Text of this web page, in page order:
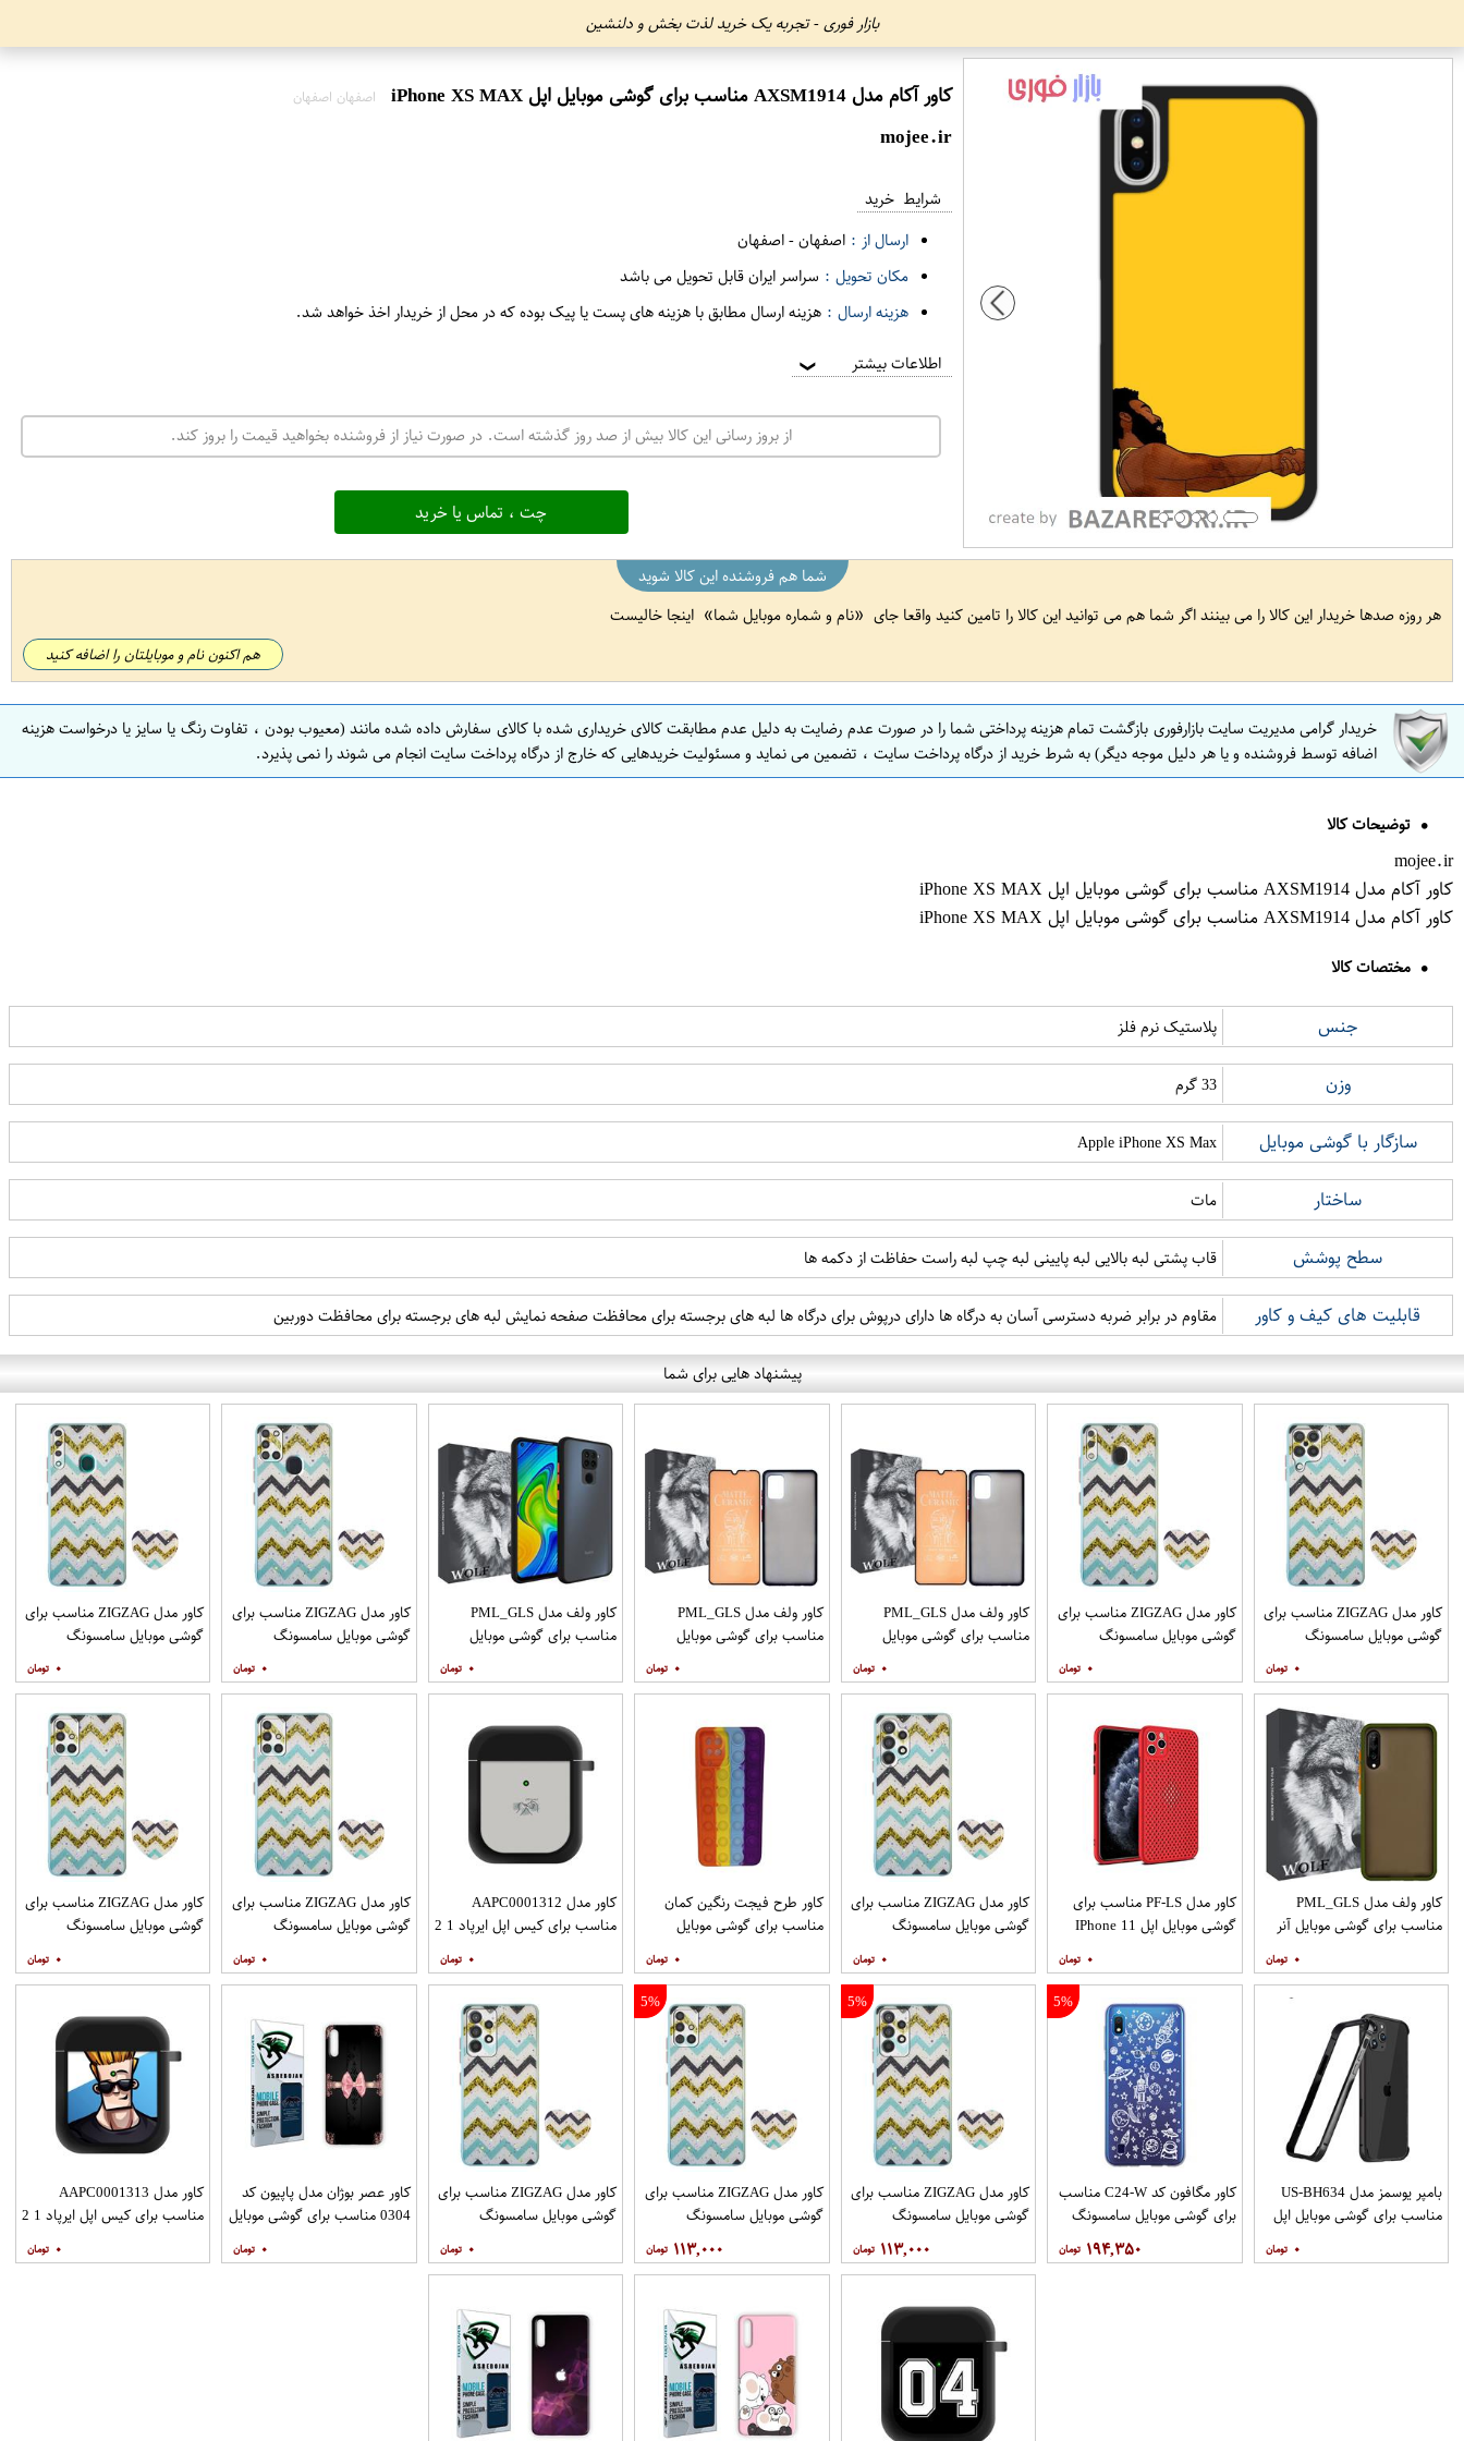
بازار فوری - تجربه یک خرید لذت بخش و دلنشین
کاور آکام مدل AXSM1914 مناسب برای گوشی موبایل اپل iPhone XS MAX اصفهان اصفهان
mojee.ir
شرایط خرید
ارسال از : اصفهان-اصفهان
مکان تحویل : سراسر ایران قابل تحویل می باشد
هزینه ارسال : هزینه ارسال مطابق با هزینه های پست یا پیک بوده که در محل از خریدار اخذ خواهد شد.
اطلاعات بیشتر ❯
از بروز رسانی این کالا بیش از صد روز گذشته است. در صورت نیاز از فروشنده بخواهید قیمت را بروز کند.
چت ، تماس یا خرید
شما هم فروشنده این کالا شوید
هر روزه صدها خریدار این کالا را می بینند اگر شما هم می توانید این کالا را تامین کنید واقعا جای
نام و شماره موبایل شما اینجا خالیست
هم اکنون نام و موبایلتان را اضافه کنید
خریدار گرامی مدیریت سایت بازارفوری بازگشت تمام هزینه پرداختی شما را در صورت عدم رضایت به دلیل عدم مطابقت کالای خریداری شده با کالای سفارش داده شده مانند (معیوب بودن ، تفاوت رنگ یا سایز یا درخواست هزینه
اضافه توسط فروشنده و یا هر دلیل موجه دیگر) به شرط خرید از درگاه پرداخت سایت ، تضمین می نماید و مسئولیت خریدهایی که خارج از درگاه پرداخت سایت انجام می شوند را نمی پذیرد.
توضیحات کالا
mojee.ir
کاور آکام مدل AXSM1914 مناسب برای گوشی موبایل اپل iPhone XS MAX
کاور آکام مدل AXSM1914 مناسب برای گوشی موبایل اپل iPhone XS MAX
مختصات کالا
جنس پلاستیک نرم فلز
وزن 33 گرم
سازگار با گوشی موبایل Apple iPhone XS Max
ساختار مات
سطح پوشش قاب پشتی لبه بالایی لبه پایینی لبه چپ لبه راست حفاظت از دکمه ها
قابلیت های کیف و کاور مقاوم در برابر ضربه دسترسی آسان به درگاه ها دارای درپوش برای درگاه ها لبه های برجسته برای محافظت صفحه نمایش لبه های برجسته برای محافظت دوربین
پیشنهاد هایی برای شما
کاور مدل ZIGZAG مناسب برای
گوشی موبایل سامسونگ
نگهدارنده
۰
کاور مدل ZIGZAG مناسب برای
گوشی موبایل سامسونگ
همراه پایه نگهدارنده
۰
کاور ولف مدل PML_GLS
مناسب برای گوشی موبایل
همراه محافظ صفحه نمایش
۰
کاور ولف مدل PML_GLS
مناسب برای گوشی موبایل
همراه محافظ صفحه نمایش
۰
کاور ولف مدل PML_GLS
مناسب برای گوشی موبایل
۰
کاور مدل ZIGZAG مناسب برای
گوشی موبایل سامسونگ
نگهدارنده
۰
کاور مدل ZIGZAG مناسب برای
گوشی موبایل سامسونگ
نگهدارنده
۰
کاور ولف مدل PML_GLS
مناسب برای گوشی موبایل آنر
۰
کاور مدل PF-LS مناسب برای
گوشی موبایل اپل IPhone 11
۰
کاور مدل ZIGZAG مناسب برای
گوشی موبایل سامسونگ
نگهدارنده
۰
کاور طرح فیجت رنگین کمان
مناسب برای گوشی موبایل
۰
کاور مدل AAPC0001312
مناسب برای کیس اپل ایرپاد 1 2
۰
کاور مدل ZIGZAG مناسب برای
گوشی موبایل سامسونگ
نگهدارنده
۰
کاور مدل ZIGZAG مناسب برای
گوشی موبایل سامسونگ
نگهدارنده
۰
بامپر یوسمز مدل US-BH634
مناسب برای گوشی موبایل اپل
۰
5%
کاور مگافون کد C24-W مناسب
برای گوشی موبایل سامسونگ
۱۹۴,۳۵۰
5%
کاور مدل ZIGZAG مناسب برای
گوشی موبایل سامسونگ
Galaxy A72 به همراه پایه
نگهدارنده
۱۱۳,۰۰۰
5%
کاور مدل ZIGZAG مناسب برای
گوشی موبایل سامسونگ
Galaxy A71 به همراه پایه
نگهدارنده
۱۱۳,۰۰۰
کاور مدل ZIGZAG مناسب برای
گوشی موبایل سامسونگ
پایه نگهدارنده
۰
کاور عصر بوژان مدل پاپیون کد
0304 مناسب برای گوشی موبایل
۰
کاور مدل AAPC0001313
مناسب برای کیس اپل ایرپاد 1 2
۰